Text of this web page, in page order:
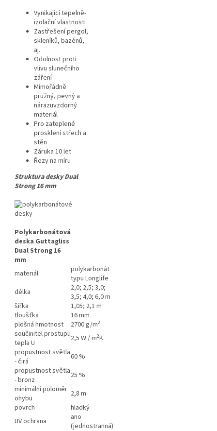
Vynikající tepelně-
izolační vlastnosti
Zastřešení pergol,
skleníků, bazénů,
aj.
Odolnost proti
vlivu slunečního
záření
Mimořádně
pružný, pevný a
nárazuvzdorný
materiál
Pro zateplené
prosklení střech a
stěn
Záruka 10 let
Řezy na míru
Struktura desky Dual
Strong 16 mm
Polykarbonátová
deska Guttagliss
Dual Strong 16
mm
materiál
polykarbonát
typu Longlife
délka
2,0; 2,5; 3,0;
3,5; 4,0; 6,0 m
šířka
1,05; 2,1 m
tloušťka
16 mm
plošná hmotnost
2700g/m2
součinitel prostupu
tepla U
2,5 W / m2K
propustnost světla
- čirá
60 %
propustnost světla
- bronz
25 %
minimální poloměr
ohybu
2,8 m
povrch
hladký
UV ochrana
ano
(jednostranná)